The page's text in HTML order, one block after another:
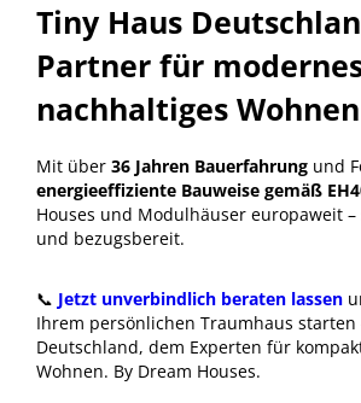
Tiny Haus
Partner für
nachhaltiges Wohnen
Mit über 36 Jahren Bauerfahrung und
energieeffiziente Bauweise gemäß
Houses und Modulhäuser europaweit
und bezugsbereit.
📞 Jetzt unverbindlich beraten lassen
Ihrem persönlichen Traumhaus starten
Deutschland, dem Experten für
Wohnen. By Dream Houses.